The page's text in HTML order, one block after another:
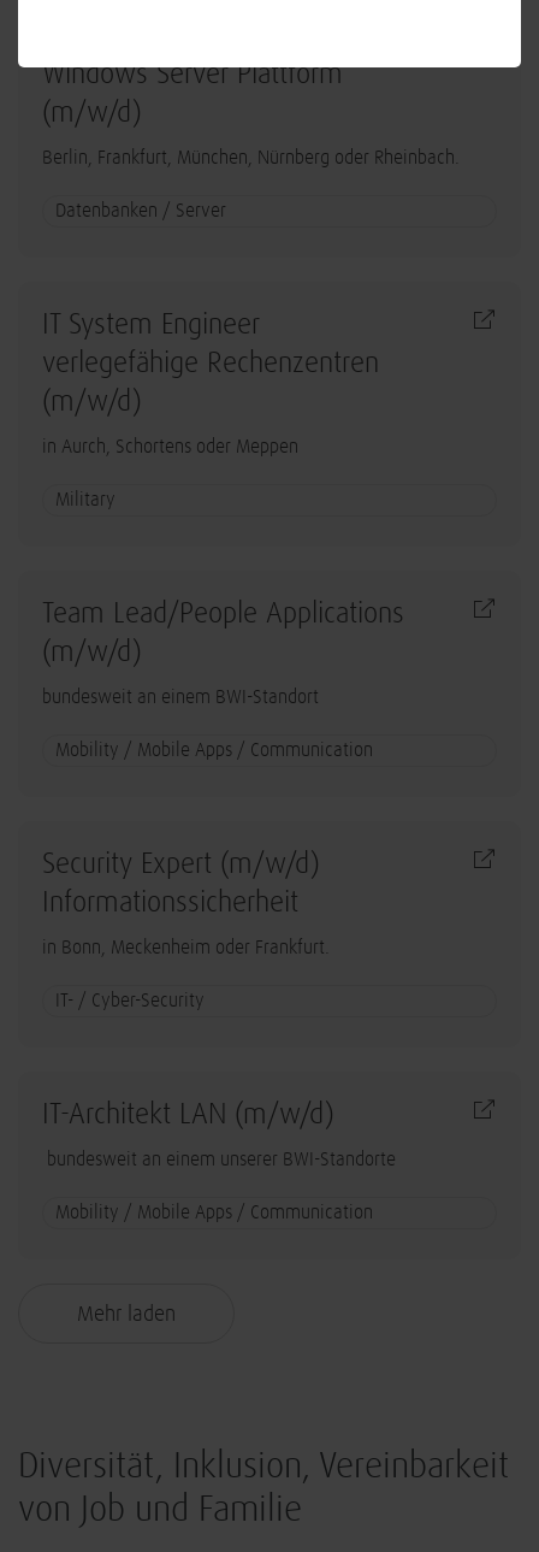
Windows Server Plattform
(m/w/d)
Berlin, Frankfurt, München, Nürnberg oder Rheinbach.
Datenbanken / Server
IT System Engineer
verlegefähige Rechenzentren
(m/w/d)
in Aurch, Schortens oder Meppen
Military
Team Lead/People Applications
(m/w/d)
bundesweit an einem BWI-Standort
Mobility / Mobile Apps / Communication
Security Expert (m/w/d)
Informationssicherheit
in Bonn, Meckenheim oder Frankfurt.
IT- / Cyber-Security
IT-Architekt LAN (m/w/d)
bundesweit an einem unserer BWI-Standorte
Mobility / Mobile Apps / Communication
Mehr laden
Diversität, Inklusion, Vereinbarkeit
von Job und Familie